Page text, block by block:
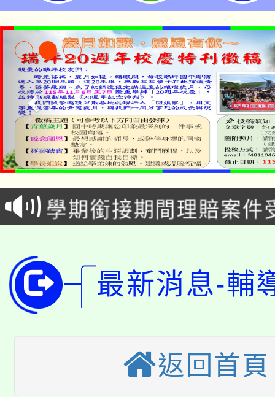
淨零綠生活教案入校路
會
115年食農教育專業人
程
學期銜接期間理賠案件
版
淨零綠領人才培育課程
公告本校115學年度第
代理(課)教師甄選結果(
「2026金融保險知識
生本土語及新住民語歌
公告本校115學年度第
公告本校115學年度第
最新消息-輔
返回首頁